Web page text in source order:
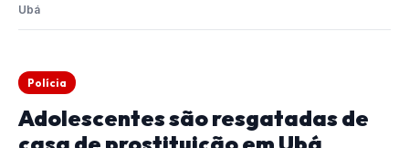
Ubá
Polícia
Adolescentes são resgatadas de